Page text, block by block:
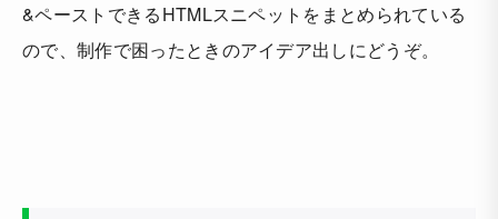
&ペーストできるHTMLスニペットをまとめられている
ので、制作で困ったときのアイデア出しにどうぞ。